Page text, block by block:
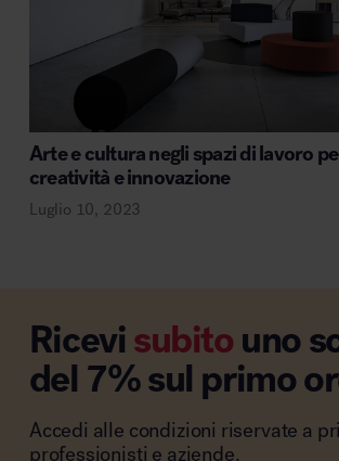
Arte e cultura negli spazi di lavoro
creatività e innovazione
Luglio 10, 2023
Ricevisubitouno
del 7% sul primo
Accedi alle condizioni riservate a
professionisti e aziende.